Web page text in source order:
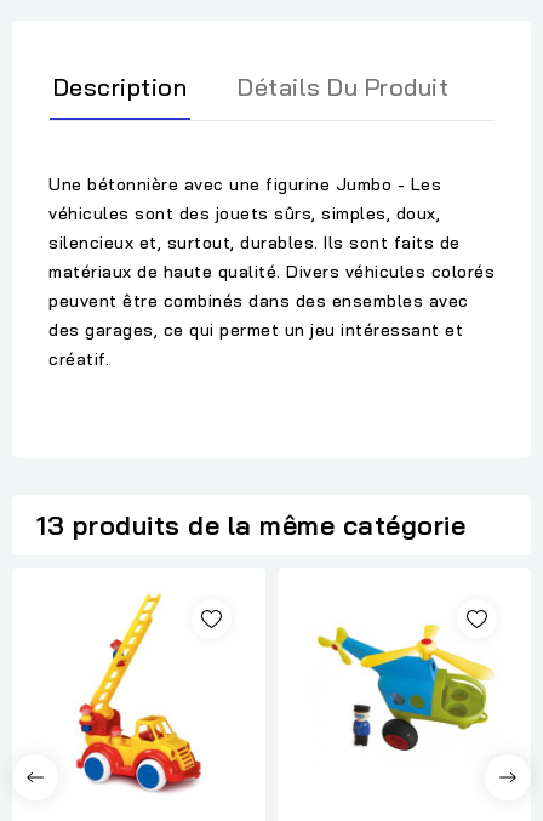
Description Détails Du Produit
Une bétonnière avec une figurine Jumbo - Les
véhicules sont des jouets sûrs, simples, doux,
silencieux et, surtout, durables. Ils sont faits de
matériaux de haute qualité. Divers véhicules colorés
peuvent être combinés dans des ensembles avec
des garages, ce qui permet un jeu intéressant et
créatif.
13 produits de la même catégorie